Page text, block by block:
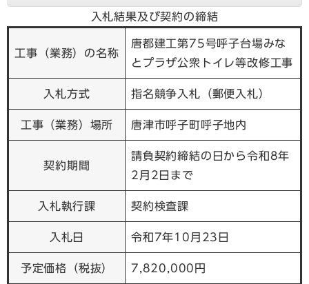
入札結果及び契約の締結
工事（業務）の名称
唐都建工第75号呼子台場みな
とプラザ公衆トイレ等改修工事
入札方式 指名競争入札（郵便入札）
工事（業務）場所 唐津市呼子町呼子地内
契約期間
請負契約締結の日から令和8年
2月2日まで
入札執行課 契約検査課
入札日 令和7年10月23日
予定価格（税抜） 7,820,000円